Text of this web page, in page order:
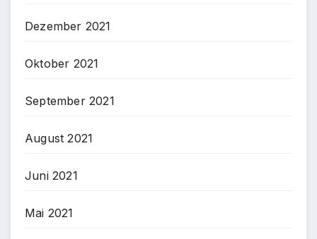
Dezember 2021
Oktober 2021
September 2021
August 2021
Juni 2021
Mai 2021